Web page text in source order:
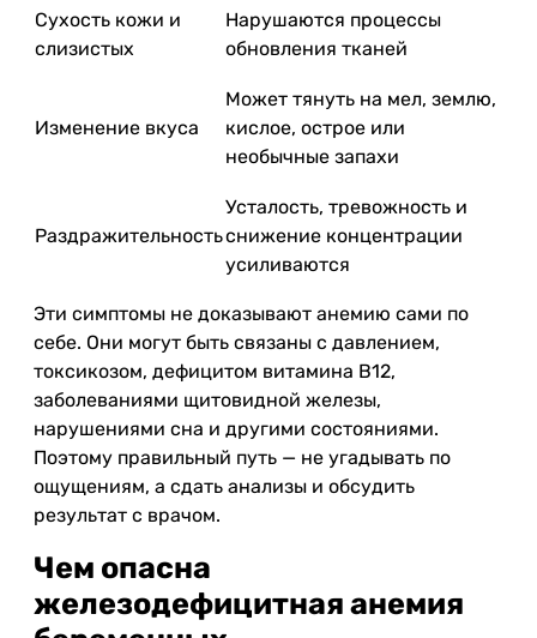
Сухость кожи и
слизистых
Нарушаются процессы
обновления тканей
Изменение вкуса
Может тянуть на мел, землю,
кислое, острое или
необычные запахи
Раздражительность
Усталость, тревожность и
снижение концентрации
усиливаются
Эти симптомы не доказывают анемию сами по
себе. Они могут быть связаны с давлением,
токсикозом, дефицитом витамина B12,
заболеваниями щитовидной железы,
нарушениями сна и другими состояниями.
Поэтому правильный путь — не угадывать по
ощущениям, а сдать анализы и обсудить
результат с врачом.
Чем опасна
железодефицитная анемия